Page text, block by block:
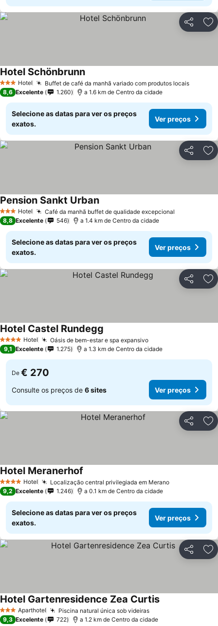
Partilhar
3 EstrelasHotel Buffet de café da manhã variado com produtos locais
Hotel Schönbrunn
8,6 Excelente 1.260 a 1.6 km de Centro da cidade
Selecione as datas para ver os preços
exatos.
Ver preços
Partilhar
3 EstrelasHotel Café da manhã buffet de qualidade excepcional
Pension Sankt Urban
8,8 Excelente 546 a 1.4 km de Centro da cidade
Selecione as datas para ver os preços
exatos.
Ver preços
Partilhar
4 EstrelasHotel Oásis de bem-estar e spa expansivo
Hotel Castel Rundegg
9,1 Excelente 1.275 a 1.3 km de Centro da cidade
De € 270
Consulte os preços de 6 sites Ver preços
Partilhar
4 EstrelasHotel Localização central privilegiada em Merano
Hotel Meranerhof
9,2 Excelente 1.246 a 0.1 km de Centro da cidade
Selecione as datas para ver os preços
exatos.
Ver preços
Partilhar
3 EstrelasAparthotel Piscina natural única sob videiras
Hotel Gartenresidence Zea Curtis
9,3 Excelente 722 a 1.2 km de Centro da cidade